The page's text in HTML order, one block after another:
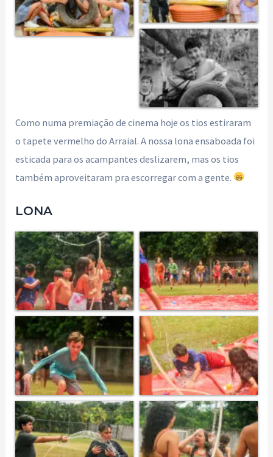
Como numa premiação de cinema hoje os tios estiraram
o tapete vermelho do Arraial. A nossa lona ensaboada foi
esticada para os acampantes deslizarem, mas os tios
também aproveitaram pra escorregar com a gente.
LONA